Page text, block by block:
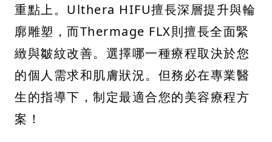
重點上。Ulthera HIFU擅長深層提升與輪
廓雕塑，而Thermage FLX則擅長全面緊
緻與皺紋改善。選擇哪一種療程取決於您
的個人需求和肌膚狀況。但務必在專業醫
生的指導下，制定最適合您的美容療程方
案！